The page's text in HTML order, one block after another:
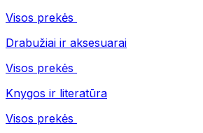
Visos prekės
Drabužiai ir aksesuarai
Visos prekės
Knygos ir literatūra
Visos prekės